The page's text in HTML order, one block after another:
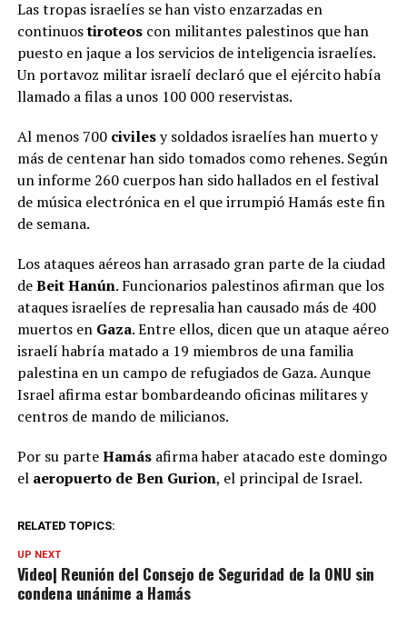
Las tropas israelíes se han visto enzarzadas en
continuostiroteoscon militantes palestinos que han
puesto en jaque a los servicios de inteligencia israelíes.
Un portavoz militar israelí declaró que el ejército había
llamado a filas a unos 100 000 reservistas.
Al menos 700 civilesy soldados israelíes han muerto y
más de centenar han sido tomados como rehenes. Según
un informe 260 cuerpos han sido hallados en el festival
de música electrónica en el que irrumpió Hamás este fin
de semana.
Los ataques aéreos han arrasado gran parte de la ciudad
deBeit Hanún. Funcionarios palestinos afirman que los
ataques israelíes de represalia han causado más de 400
muertos en Gaza. Entre ellos, dicen que un ataque aéreo
israelí habría matado a 19 miembros de una familia
palestina en un campo de refugiados de Gaza. Aunque
Israel afirma estar bombardeando oficinas militares y
centros de mando de milicianos.
Por su parteHamásafirma haber atacado este domingo
el aeropuerto de Ben Gurion, el principal de Israel.
RELATED TOPICS:
UP NEXT
Video| Reunión del Consejo de Seguridad de la ONU sin
condena unánime a Hamás